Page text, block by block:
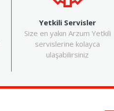
Yetkili Servisler
Size en yakın Arzum Yetkili
servislerine kolayca
ulaşabilirsiniz